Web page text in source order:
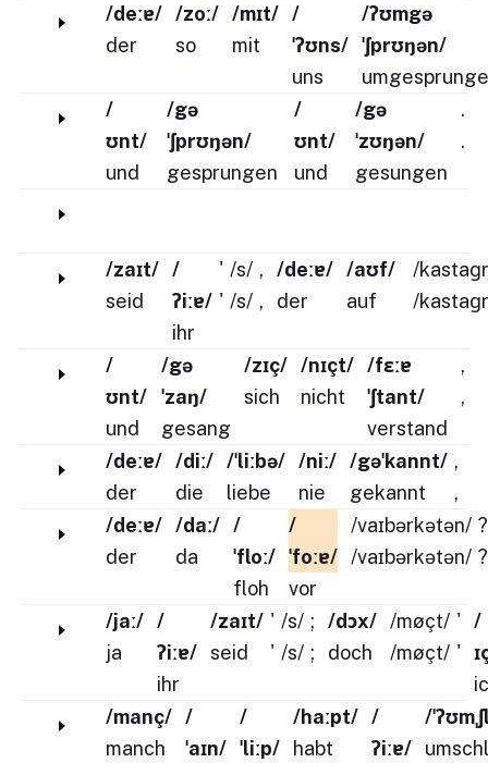
/deːɐ/
der
/zoː/
so
/mɪt/
mit
/
ˈʔʊns/
uns
/ʔʊmgə
ˈʃprʊŋən/
/
ʊnt/
und
/gə
ˈʃprʊŋən/
gesprungen
/
ʊnt/
und
/gə
ˈzʊŋən/
gesungen
.
.
/zaɪt/
seid
/
ʔiːɐ/
ihr
'
'
/s/
/s/
,
,
/deːɐ/
der
/aʊf/
auf
/
/
/
ʊnt/
und
/gə
ˈzaŋ/
gesang
/zɪç/
sich
/nɪçt/
nicht
/fɛːɐ
ˈʃtant/
verstand
,
,
/deːɐ/
der
/diː/
die
/ˈliːbə/
liebe
/niː/
nie
/gəˈkannt/
gekannt
,
,
/deːɐ/
der
/daː/
da
/
ˈfloː/
floh
/
ˈfoːɐ/
vor
/vaɪbərkətən/
/vaɪbərkətən/
?
?
/jaː/
ja
/
ʔiːɐ/
ihr
/zaɪt/
seid
'
'
/s/
/s/
;
;
/dɔx/
doch
/møçt/
/møçt/
'
'
/
/manç/
manch
/
ˈaɪn/
/
ˈliːp/
/haːpt/
habt
/
ʔiːɐ/
/